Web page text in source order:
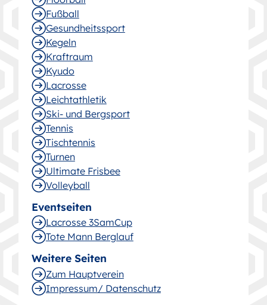
Fußball
Gesund­heitssport
Kegeln
Kraftraum
Kyudo
Lacrosse
Leichtathletik
Ski- und Bergsport
Tennis
Tischtennis
Turnen
Ultimate Frisbee
Volleyball
Eventseiten
Lacrosse 3SamCup
Tote Mann Berglauf
Weitere Seiten
Zum Hauptverein
Impressum/ Datenschutz